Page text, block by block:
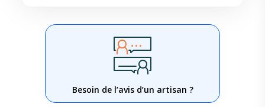
Besoin de l’avis d’un artisan ?